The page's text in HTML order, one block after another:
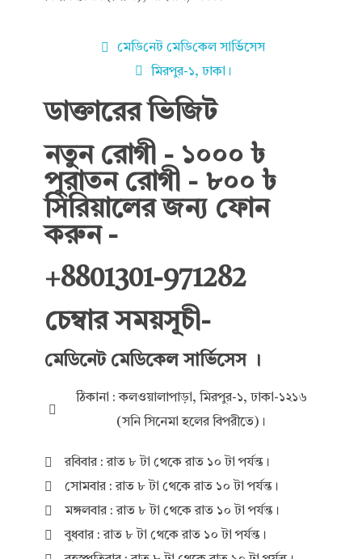
মে‌ডি‌নেট মে‌ডি‌কেল সা‌র্ভিসেস
মিরপুর-১, ঢাকা।
ডাক্তারের ভিজিট
নতুন রোগী - ১০০০ ৳
পুরাতন রোগী - ৮০০ ৳
সিরিয়ালের জন্য ফোন
করুন -
+8801301-971282
চেম্বার সময়সূচী-
মেডিনেট মেডিকেল সার্ভিসেস ।
ঠিকানা : কলওয়ালাপাড়া, মিরপুর-১, ঢাকা-১২১৬
(সনি সিনেমা হলের বিপরীতে)।
রবিবার : রাত ৮ টা থেকে রাত ১০ টা পর্যন্ত।
সোমবার : রাত ৮ টা থেকে রাত ১০ টা পর্যন্ত।
মঙ্গলবার : রাত ৮ টা থেকে রাত ১০ টা পর্যন্ত।
বুধবার : রাত ৮ টা থেকে রাত ১০ টা পর্যন্ত।